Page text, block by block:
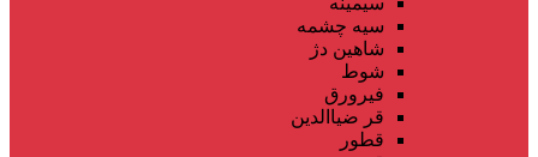
سیه چشمه
شاهین دژ
شوط
فیرورق
قر ضیاالدین
قطور